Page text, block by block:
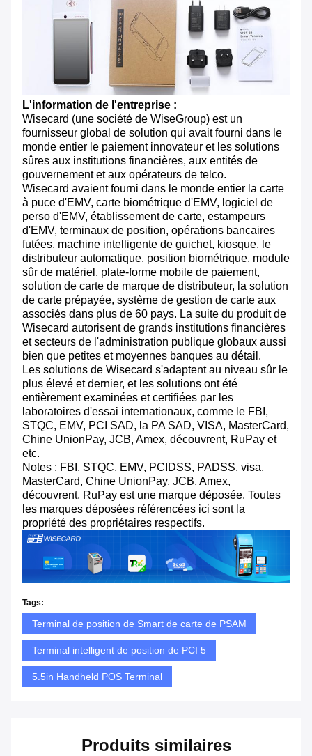
L'information de l'entreprise :
Wisecard (une société de WiseGroup) est un
fournisseur global de solution qui avait fourni dans le
monde entier le paiement innovateur et les solutions
sûres aux institutions financières, aux entités de
gouvernement et aux opérateurs de telco.
Wisecard avaient fourni dans le monde entier la carte
à puce d'EMV, carte biométrique d'EMV, logiciel de
perso d'EMV, établissement de carte, estampeurs
d'EMV, terminaux de position, opérations bancaires
futées, machine intelligente de guichet, kiosque, le
distributeur automatique, position biométrique, module
sûr de matériel, plate-forme mobile de paiement,
solution de carte de marque de distributeur, la solution
de carte prépayée, système de gestion de carte aux
associés dans plus de 60 pays. La suite du produit de
Wisecard autorisent de grands institutions financières
et secteurs de l'administration publique globaux aussi
bien que petites et moyennes banques au détail.
Les solutions de Wisecard s'adaptent au niveau sûr le
plus élevé et dernier, et les solutions ont été
entièrement examinées et certifiées par les
laboratoires d'essai internationaux, comme le FBI,
STQC, EMV, PCI SAD, la PA SAD, VISA, MasterCard,
Chine UnionPay, JCB, Amex, découvrent, RuPay et
etc.
Notes : FBI, STQC, EMV, PCIDSS, PADSS, visa,
MasterCard, Chine UnionPay, JCB, Amex,
découvrent, RuPay est une marque déposée. Toutes
les marques déposées référencées ici sont la
propriété des propriétaires respectifs.
Tags:
Terminal de position de Smart de carte de PSAM
Terminal intelligent de position de PCI 5
5.5in Handheld POS Terminal
Produits similaires